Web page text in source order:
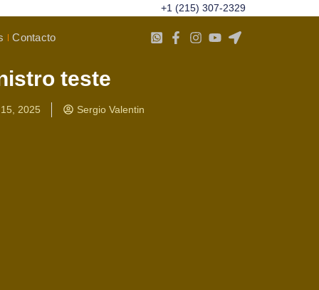
+1 (215) 307-2329
Contacto
teste
2025 Sergio Valentin